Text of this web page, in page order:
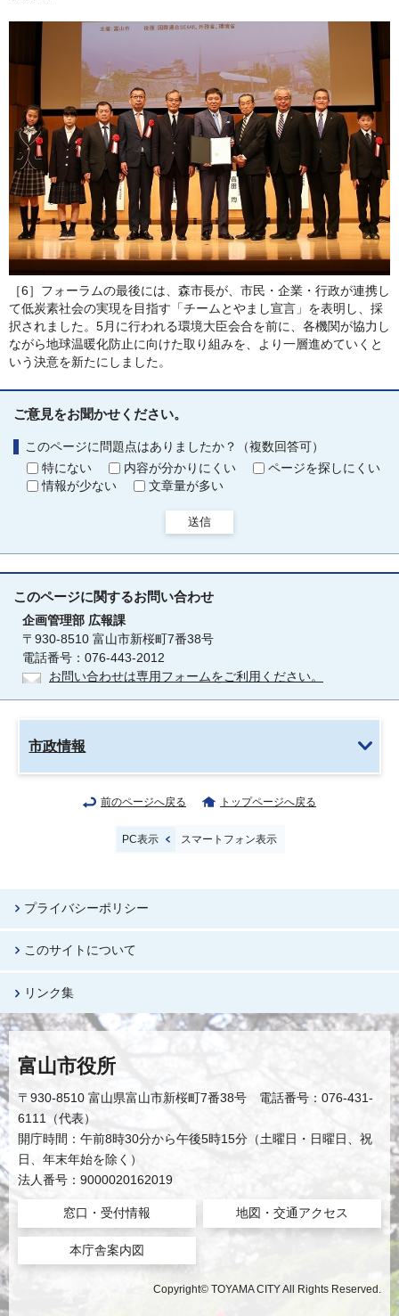
［6］フォーラムの最後には、森市長が、市民・企業・行政が連携し
て低炭素社会の実現を目指す「チームとやまし宣言」を表明し、採
択されました。5月に行われる環境大臣会合を前に、各機関が協力し
ながら地球温暖化防止に向けた取り組みを、より一層進めていくと
いう決意を新たにしました。
ご意見をお聞かせください。
このページに問題点はありましたか？（複数回答可）
特にない
内容が分かりにくい
ページを探しにくい
情報が少ない
文章量が多い
送信
このページに関するお問い合わせ
企画管理部 広報課
〒930-8510 富山市新桜町7番38号
電話番号：076-443-2012
お問い合わせは専用フォームをご利用ください。
市政情報
前のページへ戻る トップページへ戻る
PC表示 スマートフォン表示
プライバシーポリシー
このサイトについて
リンク集
富山市役所
〒930-8510 富山県富山市新桜町7番38号 電話番号：076-431-
6111（代表）
開庁時間：午前8時30分から午後5時15分（土曜日・日曜日、祝
日、年末年始を除く）
法人番号：9000020162019
窓口・受付情報 地図・交通アクセス
本庁舎案内図
Copyright© TOYAMA CITY All Rights Reserved.